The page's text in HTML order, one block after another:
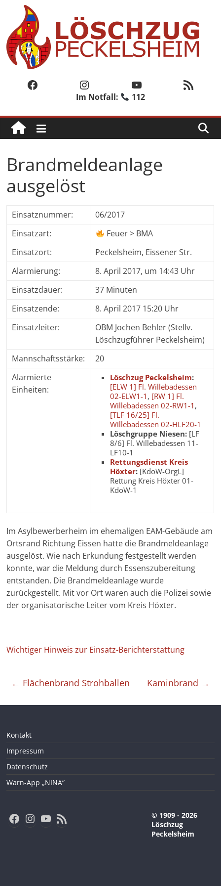
springen
Löschzug
Peckelsheim
Löschzug
der
Feuerwehr
der
Stadt
Willebadessen
Facebook Instagram YouTube RSS-Feed
Im Notfall: 112
Brandmeldeanlage
ausgelöst
Einsatznummer:
06/2017
Einsatzart:
Feuer > BMA
Einsatzort:
Peckelsheim, Eissener Str.
Alarmierung:
8. April 2017, um 14:43 Uhr
Einsatzdauer:
37 Minuten
Einsatzende:
8. April 2017 15:20 Uhr
Einsatzleiter:
OBM Jochen Behler (Stellv.
Löschzugführer Peckelsheim)
Mannschaftsstärke:
20
Alarmierte
Einheiten:
Löschzug Peckelsheim:
[ELW 1] Fl. Willebadessen
02-ELW1-1 , [RW 1] Fl.
Willebadessen 02-RW1-1 ,
[TLF 16/25] Fl.
Willebadessen 02-HLF20-1
Löschgruppe Niesen: [LF
8/6] Fl. Willebadessen 11-
LF10-1
Rettungsdienst Kreis
Höxter: [KdoW-OrgL]
Rettung Kreis Höxter 01-
KdoW-1
Im Asylbewerberheim im ehemaligen EAM-Gebäude am
Ortsrand Richtung Eissen hatte die Brandmeldeanlage
ausgelöst. Wie nach Erkundung festgestellt werden
konnte, war die Meldung durch Essenszubereitung
entstanden. Die Brandmeldeanlage wurde
zurückgestellt. Mit vor Ort waren auch die Polizei sowie
der organisatorische Leiter vom Kreis Höxter.
Wichtiger Hinweis zur Einsatz-Berichterstattung
← Flächenbrand Strohballen Kaminbrand →
Kontakt
Impressum
Datenschutz
Warn-App „NINA“
Facebook Instagram YouTube RSS-Feed
© 1909 - 2026
Löschzug
Peckelsheim